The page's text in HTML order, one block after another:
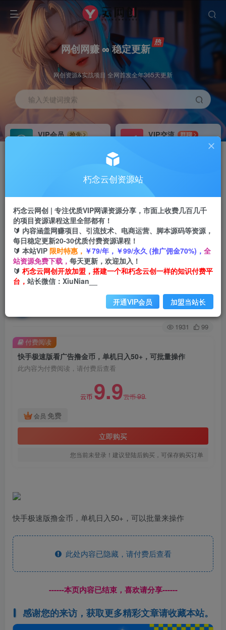
网创网赚 ∞ 稳定更新
网创资源&实战项目 全网首发全年365天更新
输入关键词搜索
VIP会员
抢先
VIP交流
群聊
研究探讨更多创业项目路子。
会员专属推广链接
四导航 导航
APP下载
GO
首页 创业课程 VIP免费 正文
快手极速版看广告撸金币，单机日入50+，可批量
操作
关注 私信
1931 99
快手极速版看广告撸金币，单机日入50+，可批量操作
此内容为付费阅读，请付费后查看
云币 9.9云币99
会员 免费
立即购买
您当前未登录！建议登陆后购买，可保存购买订单
付费阅读
快手极速版撸金币，单机日入50+，可以批量来操作
此处内容已隐藏，请付费后查看
------本页内容已结束，喜欢请分享------
感谢您的来访，获取更多精彩文章请收藏本站。
朽念云创资源站
朽念云网创 | 专注优质VIP网课资源分享，市面上收费几百几千
的项目资源课程这里全部都有！
🔰 内容涵盖网赚项目、引流技术、电商运营、脚本源码等资源，
每日稳定更新20-30优质付费资源课程！
🔰 本站VIP 限时特惠， ￥79/年，￥99/永久 (推广佣金70%)， 全
站资源免费下载， 每天更新，欢迎加入！
🔰 朽念云网创开放加盟，搭建一个和朽念云创一样的知识付费平
台， 站长微信：XiuNian__
开通VIP会员 加盟当站长